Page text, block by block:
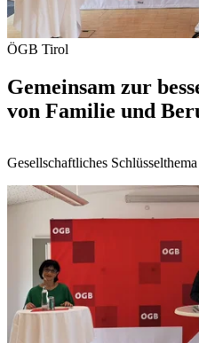
ÖGB Tirol
Gemeinsam zur
von Familie und
Gesellschaftliches